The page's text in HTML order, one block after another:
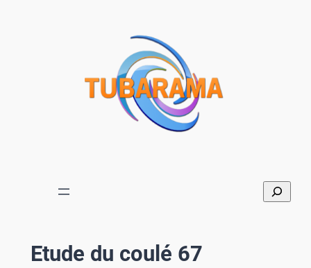
Etude du coulé 67